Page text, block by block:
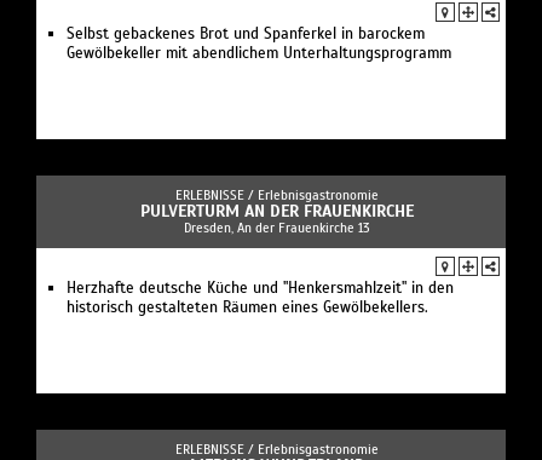
Selbst gebackenes Brot und Spanferkel in barockem
Gewölbekeller mit abendlichem Unterhaltungsprogramm
ERLEBNISSE / Erlebnisgastronomie
PULVERTURM AN DER FRAUENKIRCHE
Dresden, An der Frauenkirche 13
Herzhafte deutsche Küche und "Henkersmahlzeit" in den
historisch gestalteten Räumen eines Gewölbekellers.
ERLEBNISSE / Erlebnisgastronomie